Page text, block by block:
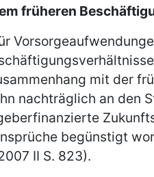
früheren
mit der
nachträglich an den
begünstigt
II S. 823).